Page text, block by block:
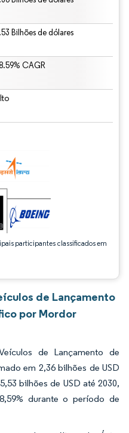
Bilhões de dólares
CAGR
participantes classificados em
requer atribuição conforme CC BY 4.0.
de Lançamento
por Mordor
de Lançamento de
em 2,36 bilhões de USD
bilhões de USD até 2030,
durante o período de